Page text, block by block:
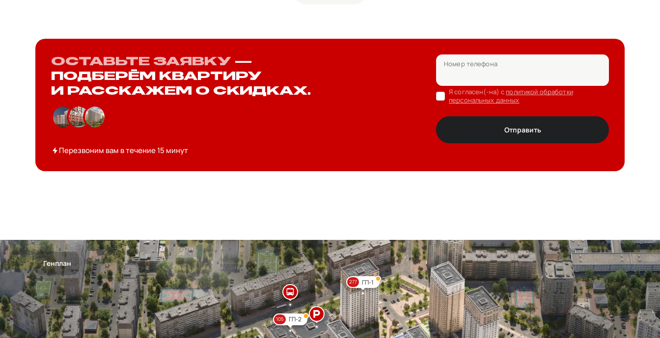
ОСТАВЬТЕ ЗАЯВКУ —
ПОДБЕРЁМ КВАРТИРУ
И РАССКАЖЕМ О СКИДКАХ.
Перезвоним вам в течение 15 минут
Номер телефона
Я согласен(-на) с политикой обработки
персональных данных
Отправить
Генплан
277 ГП-1
105 ГП-2